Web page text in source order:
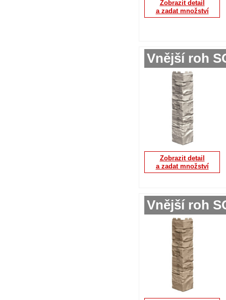
Zobrazit detail
a zadat množství
Vnější roh
Zobrazit detail
a zadat množství
Vnější roh